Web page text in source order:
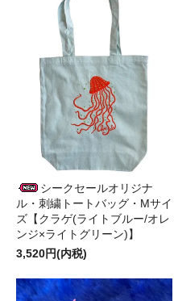
シークセールオリジナ
ル・刺繍トートバッグ・Mサイ
ズ【クラゲ(ライトブルー/オレ
ンジ×ライトグリーン)】
3,520円(内税)